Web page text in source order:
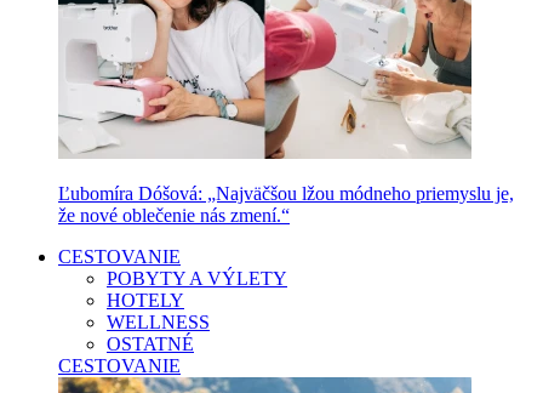
Ľubomíra Dóšová: „Najväčšou lžou módneho priemyslu je,
že nové oblečenie nás zmení.“
CESTOVANIE
POBYTY A VÝLETY
HOTELY
WELLNESS
OSTATNÉ
CESTOVANIE